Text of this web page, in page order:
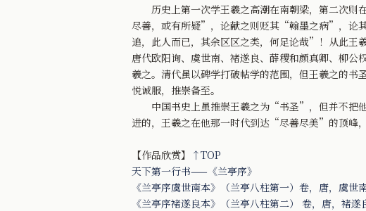
历史上第一次学王羲之高潮在南朝梁，第二次则
尽善，或有所疑”，论献之则贬其“翰墨之病”，论
追，此人而已，其余区区之类，何足论哉”！从此王
唐代欧阳询、虞世南、褚遂良、薛稷和颜真卿、柳
羲之。清代虽以碑学打破帖学的范围，但王羲之的
悦诚服，推崇备至。
中国书史上虽推崇王羲之为“书圣”，但并不把他
进的，王羲之在他那一时代到达“尽善尽美”的顶峰
【作品欣赏】 ↑TOP
天下第一行书——《兰亭序》
《兰亭序虞世南本》（兰亭八柱第一）卷，唐，虞
《兰亭序褚遂良本》（兰亭八柱第二） 卷，唐，褚